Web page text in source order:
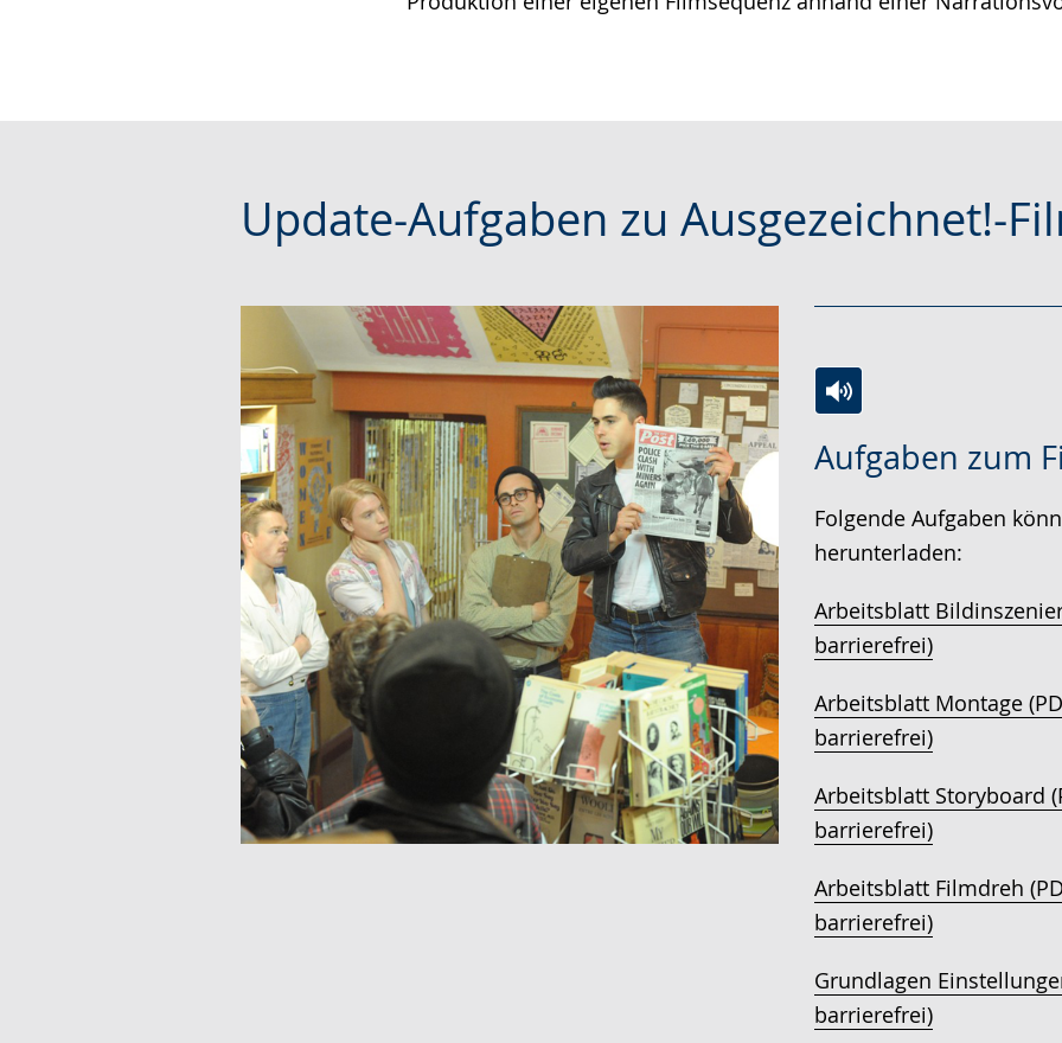
Update-Aufgaben zu Ausgezeichnet!-
Aufgaben zum
Leichten
wechseln.
Audio-
Video
Deutscher
Gebärdensprache
wird
angezeigt.
Folgende Aufgaben
herunterladen:
Arbeitsblatt
barrierefrei)
Arbeitsblatt Montage
barrierefrei)
Arbeitsblatt Storyboard
barrierefrei)
Arbeitsblatt Filmdreh
barrierefrei)
Grundlagen
barrierefrei)